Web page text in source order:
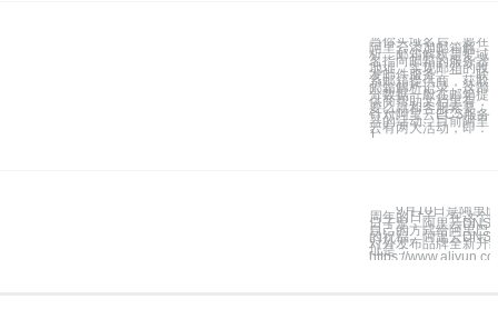
当你买域名后，要在
阿里云添加邮箱解
析，邮箱解析是把域
名指向邮箱的服务器
地址，实现邮箱的收
发邮件服务。一、联
系邮箱提供商，获取
邮箱解析记录，这部
分数据一般在邮箱提
供商帮助文档里有，
要么就和客服索要。
针对阿里云ECS服务
器的活动，目前阿里
云有两大活动，即：
1.
9月10日是阿里巴
周年的日子，在这个
日子里，阿里云DNS
自己的方式给阿里巴
的祝福。阿里云DNS
对外发布品牌全新升
址是：
https://